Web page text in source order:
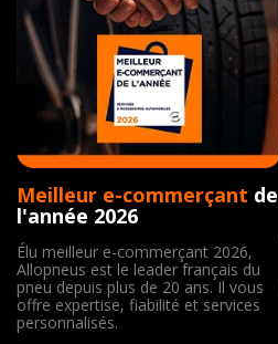
Meilleur e-commerçant de
l'année 2026
Élu meilleur e-commerçant 2026,
Allopneus est le leader français du
pneu depuis plus de 20 ans. Il vous
offre expertise, fiabilité et services
personnalisés.